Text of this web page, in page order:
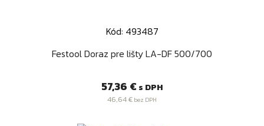
Kód: 493487
Festool Doraz pre lišty LA-DF 500/700
Cena
57,36 € s DPH
46,64 € bez DPH